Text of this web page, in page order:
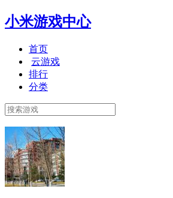
小米游戏中心
首页
云游戏
排行
分类